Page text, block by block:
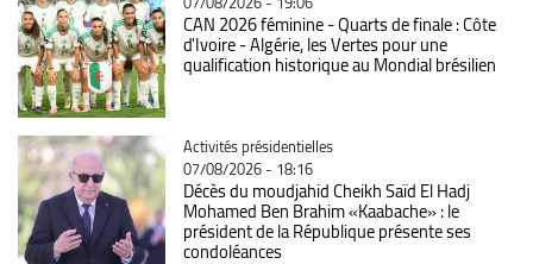
CAN 2026 féminine - Quarts de finale : Côte
d'Ivoire - Algérie, les Vertes pour une
qualification historique au Mondial brésilien
Catégorie
Activités présidentielles
07/08/2026 - 18:16
Décès du moudjahid Cheikh Saïd El Hadj
Mohamed Ben Brahim «Kaabache» : le
président de la République présente ses
condoléances